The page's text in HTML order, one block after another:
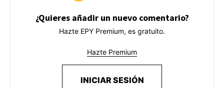
¿Quieres añadir un nuevo comentario?
Hazte EPY Premium, es gratuito.
Hazte Premium
INICIAR SESIÓN